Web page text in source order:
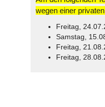
wegen einer
Freitag,
Samstag,
Freitag,
Freitag,